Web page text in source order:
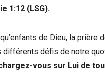
1:12 (LSG).
qu’enfants de Dieu, la
différents défis de notre
vous sur Lui de